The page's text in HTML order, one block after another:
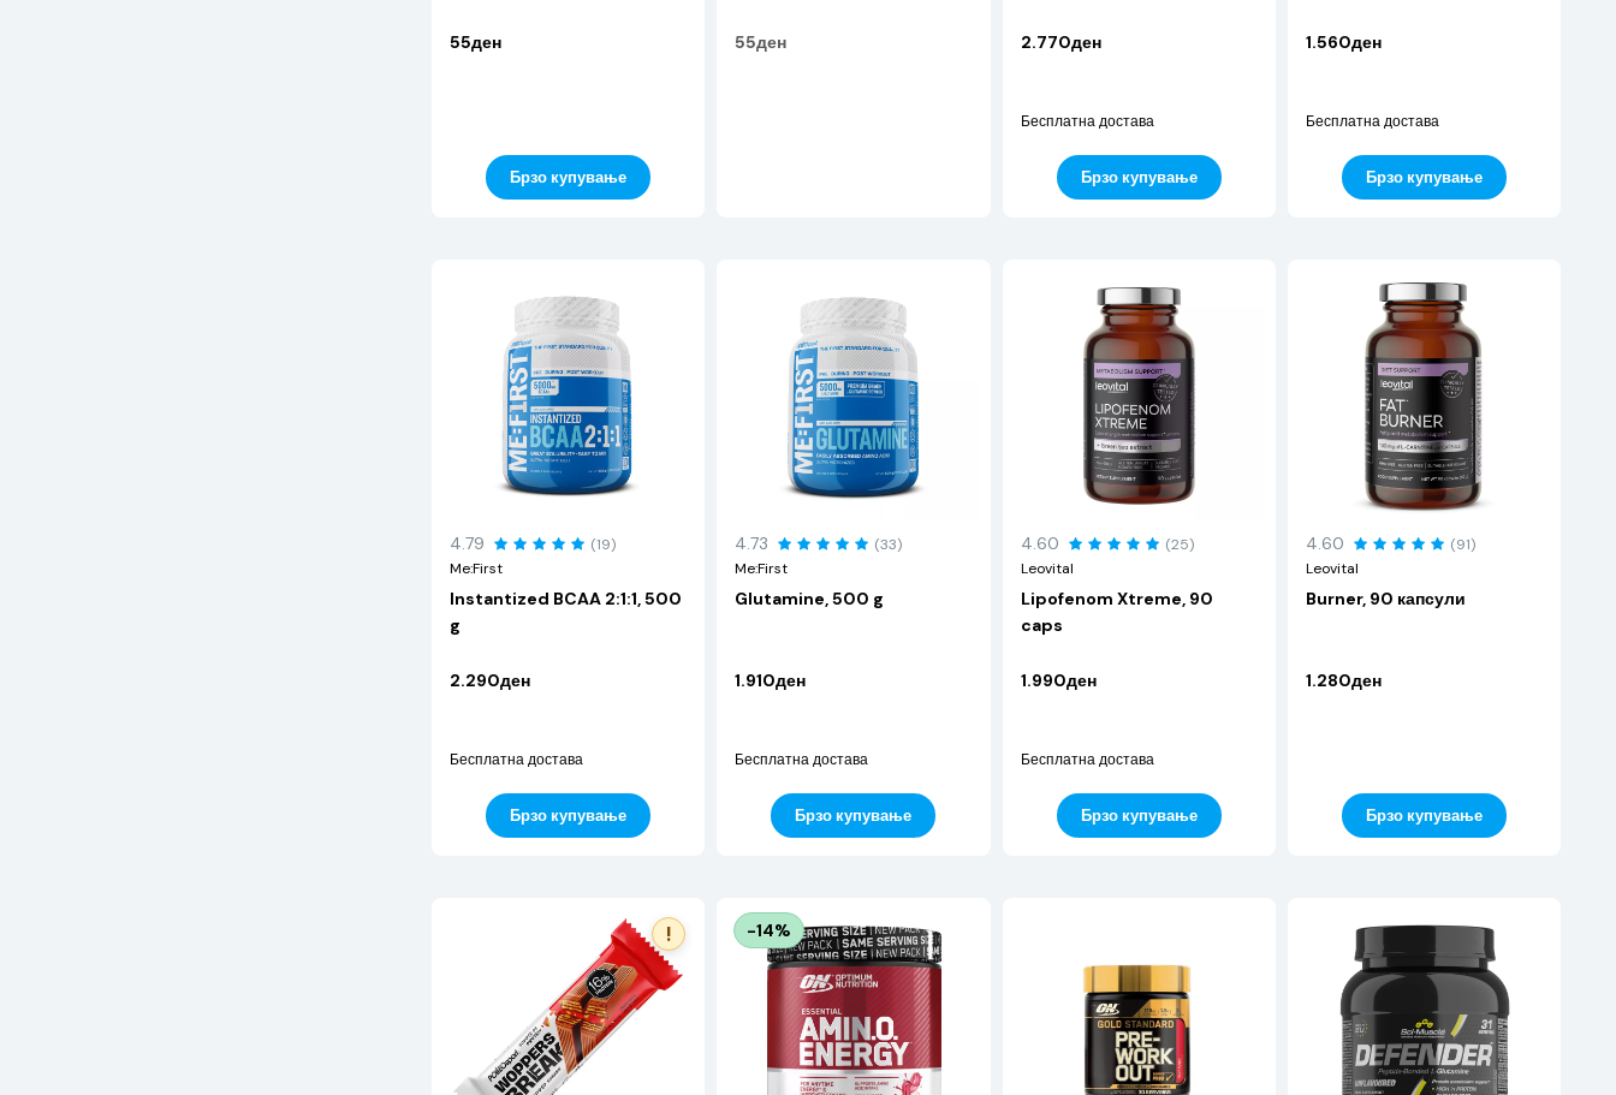
55ден
Брзо купување
55ден 2.770ден
Бесплатна достава
Брзо купување
1.560ден
Бесплатна достава
Брзо купување
4.79
(19)
Me:First
Instantized BCAA 2:1:1, 500
g
2.290ден
Бесплатна достава
Брзо купување
4.73
(33)
Me:First
Glutamine, 500 g
1.910ден
Бесплатна достава
Брзо купување
4.60
(25)
Leovital
Lipofenom Xtreme, 90
caps
1.990ден
Бесплатна достава
Брзо купување
4.60
(91)
Leovital
Burner, 90 капсули
1.280ден
Брзо купување
! -14%